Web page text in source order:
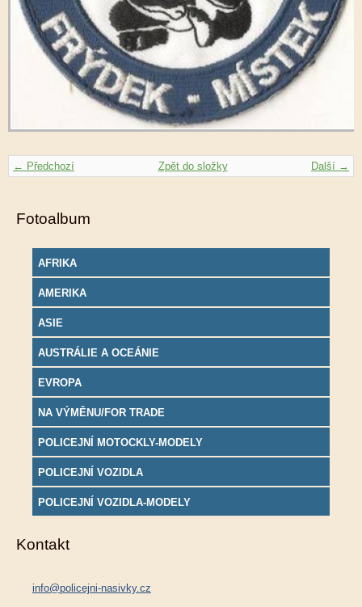
← Předchozí Další →
Zpět do složky
Fotoalbum
AFRIKA
AMERIKA
ASIE
AUSTRÁLIE A OCEÁNIE
EVROPA
NA VÝMĚNU/FOR TRADE
POLICEJNÍ MOTOCKLY-MODELY
POLICEJNÍ VOZIDLA
POLICEJNÍ VOZIDLA-MODELY
Kontakt
info@policejni-nasivky.cz